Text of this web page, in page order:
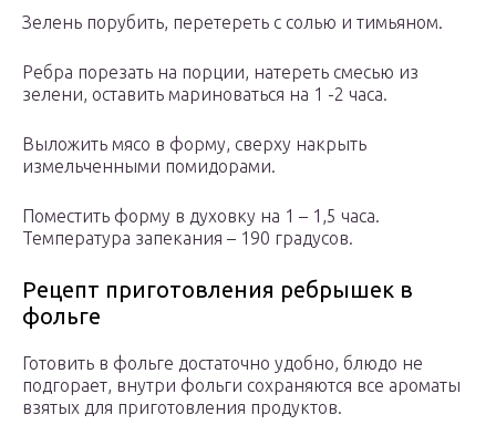
Зелень порубить, перетереть с солью и тимьяном.
Ребра порезать на порции, натереть смесью из
зелени, оставить мариноваться на 1 -2 часа.
Выложить мясо в форму, сверху накрыть
измельченными помидорами.
Поместить форму в духовку на 1 – 1,5 часа.
Температура запекания – 190 градусов.
Рецепт приготовления ребрышек в
фольге
Готовить в фольге достаточно удобно, блюдо не
подгорает, внутри фольги сохраняются все ароматы
взятых для приготовления продуктов.